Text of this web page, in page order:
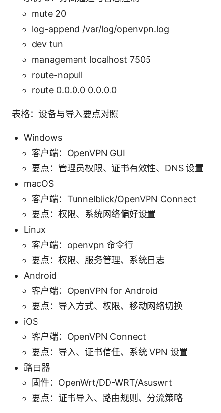
mute 20
log-append /var/log/openvpn.log
dev tun
management localhost 7505
route-nopull
route 0.0.0.0 0.0.0.0
表格：设备与导入要点对照
Windows
客户端：OpenVPN GUI
要点：管理员权限、证书有效性、DNS 设置
macOS
客户端：Tunnelblick/OpenVPN Connect
要点：权限、系统网络偏好设置
Linux
客户端：openvpn 命令行
要点：权限、服务管理、系统日志
Android
客户端：OpenVPN for Android
要点：导入方式、权限、移动网络切换
iOS
客户端：OpenVPN Connect
要点：导入、证书信任、系统 VPN 设置
路由器
固件：OpenWrt/DD-WRT/Asuswrt
要点：证书导入、路由规则、分流策略